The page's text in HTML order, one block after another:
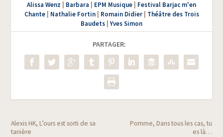
Alissa Wenz Barbara EPM Musique
Festival Barjac m'en
Chante| Nathalie Fortin| Romain Didier| Théâtre des Trois
Baudets |Yves Simon
PARTAGER:
Alexis HK, L’ours est sorti de sa
tanière
Pomme, Dans tous les cas, tu
es là…